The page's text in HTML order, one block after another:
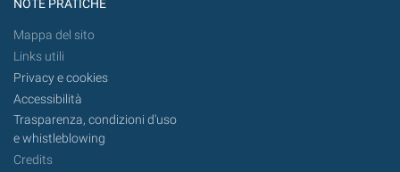
NOTE PRATICHE
Mappa del sito
Links utili
Privacy e cookies
Accessibilità
Trasparenza, condizioni d'uso
e whistleblowing
Credits